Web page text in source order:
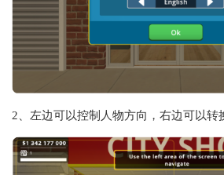
2、左边可以控制人物方向，右边可以转